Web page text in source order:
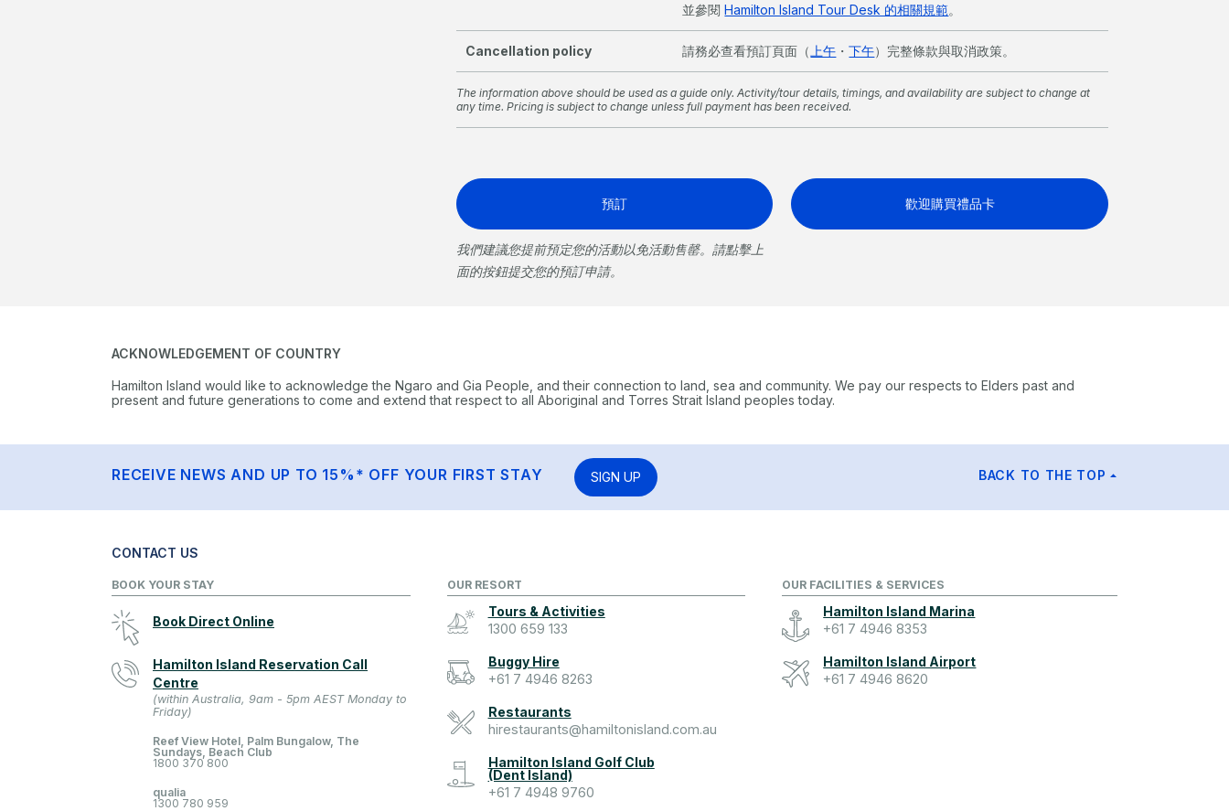
並參閱Hamilton Island Tour Desk 的相關規範。
Cancellation policy 請務必查看預訂頁面（ 上午 ・下午）完整條款與取消政策。
The information above should be used as a guide only. Activity/tour details, timings, and availability are subject to change at
any time. Pricing is subject to change unless full payment has been received.
預訂
我們建議您提前預定您的活動以免活動售罄。請點擊上
面的按鈕提交您的預訂申請。
歡迎購買禮品卡
ACKNOWLEDGEMENT OF COUNTRY
Hamilton Island would like to acknowledge the Ngaro and Gia People, and their connection to land, sea and community. We pay our respects to Elders past and
present and future generations to come and extend that respect to all Aboriginal and Torres Strait Island peoples today.
RECEIVE NEWS AND UP TO 15%* OFF YOUR FIRST STAY SIGN UP BACK TO THE TOP
CONTACT US
BOOK YOUR STAY
Book Direct Online
Hamilton Island Reservation Call
Centre
(within Australia, 9am - 5pm AEST Monday to
Friday)
Reef View Hotel, Palm Bungalow, The
Sundays, Beach Club
1800 370 800
qualia
1300 780 959
OUR RESORT
Tours & Activities
1300 659 133
Buggy Hire
+61 7 4946 8263
Restaurants
hirestaurants@hamiltonisland.com.au
Hamilton Island Golf Club
(Dent Island)
+61 7 4948 9760
OUR FACILITIES & SERVICES
Hamilton Island Marina
+61 7 4946 8353
Hamilton Island Airport
+61 7 4946 8620